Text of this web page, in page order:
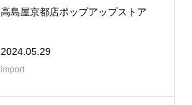
高島屋京都店ポップアップストア
2024.05.29
import